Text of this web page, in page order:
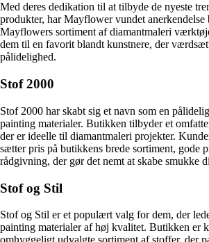
Med deres dedikation til at tilbyde de nyeste
produkter, har Mayflower vundet anerkendelse
Mayflowers sortiment af diamantmaleri
dem til en favorit blandt kunstnere, der
pålidelighed.
Stof 2000
Stof 2000 har skabt sig et navn som en
painting materialer. Butikken tilbyder et
der er ideelle til diamantmaleri projekter.
sætter pris på butikkens brede sortiment, gode
rådgivning, der gør det nemt at skabe smukke
Stof og Stil
Stof og Stil er et populært valg for dem, der
painting materialer af høj kvalitet. Butikken er